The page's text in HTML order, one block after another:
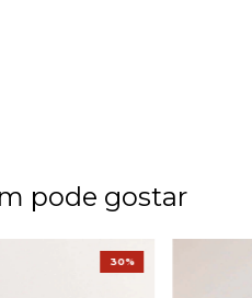
pode gostar
30%